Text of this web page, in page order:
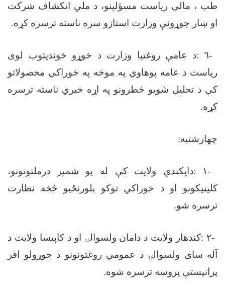
طب ، مالي ریاست مسؤلینو، د ملي انکشاف شرکت
او ښار جوړونې وزارت استازو سره ناسته ترسره کړه.
-٦:د عامې روغتیا وزارت د خوړو خوندیتوب لوی
ریاست د عامه پوهاوي په موخه په خوراکي محصولاتو
کې د تحلیل شویو خطرونو په اړه خبري ناسته ترسره
کړه.
چهارشنبه:
-١ :دایکندي ولایت کې له یو شمېر درملتونونو،
کلینیکونو او د خوراکي توکو پلورنځیو څخه نظارت
ترسره شو.
-٢ :کندهار ولایت د دامان ولسوالۍ او د کاپیسا ولایت د
آله سای ولسوالۍ د عمومي روغتونونو د جوړولو افر
پرانیستې پروسه ترسره شوه.